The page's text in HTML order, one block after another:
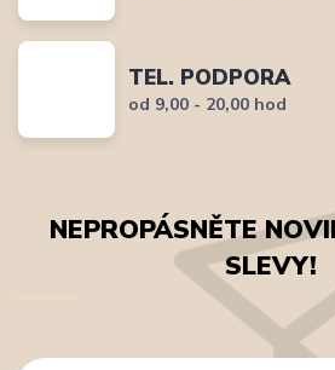
TEL. PODPORA
od 9,00 - 20,00 hod
NEPROPÁSNĚTE
SLEVY!